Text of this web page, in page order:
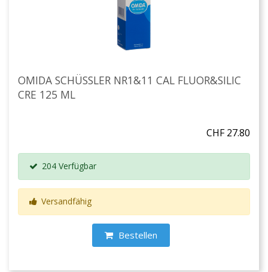
OMIDA SCHÜSSLER NR1&11 CAL FLUOR&SILIC
CRE 125 ML
CHF 27.80
204 Verfügbar
Versandfähig
Bestellen